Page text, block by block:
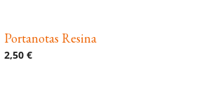
Portanotas Resina
2,50 €